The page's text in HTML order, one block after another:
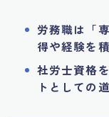
労務職は「
得や経験を
社労士資格
トとしての